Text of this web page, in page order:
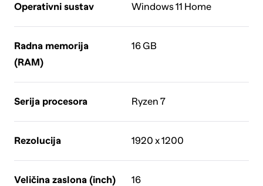
Operativni sustav Windows 11 Home
Radna memorija
(RAM)
16 GB
Serija procesora Ryzen 7
Rezolucija 1920 x 1200
Veličina zaslona (inch) 16